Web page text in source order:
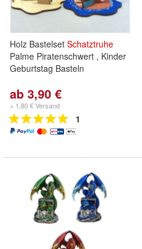
Holz Bastelset Schatztruhe
Palme Piratenschwert , Kinder
Geburtstag Basteln
ab 3,90 €
+ 1,80 € Versand
1